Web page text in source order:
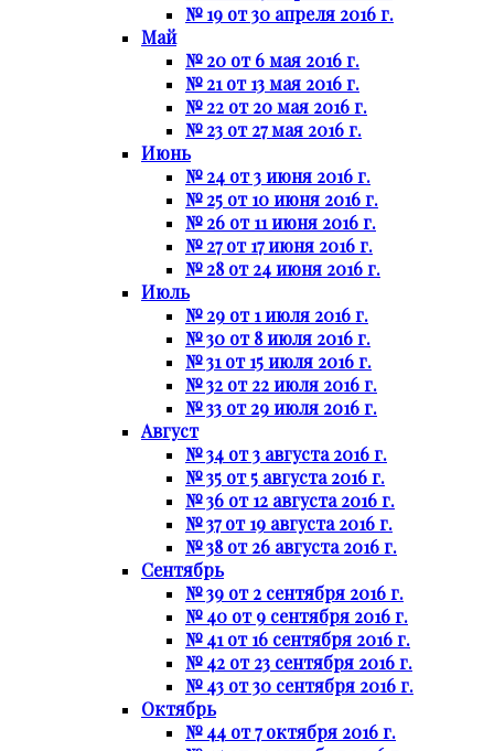
№ 19 от 30 апреля 2016 г.
Май
№ 20 от 6 мая 2016 г.
№ 21 от 13 мая 2016 г.
№ 22 от 20 мая 2016 г.
№ 23 от 27 мая 2016 г.
Июнь
№ 24 от 3 июня 2016 г.
№ 25 от 10 июня 2016 г.
№ 26 от 11 июня 2016 г.
№ 27 от 17 июня 2016 г.
№ 28 от 24 июня 2016 г.
Июль
№ 29 от 1 июля 2016 г.
№ 30 от 8 июля 2016 г.
№ 31 от 15 июля 2016 г.
№ 32 от 22 июля 2016 г.
№ 33 от 29 июля 2016 г.
Август
№ 34 от 3 августа 2016 г.
№ 35 от 5 августа 2016 г.
№ 36 от 12 августа 2016 г.
№ 37 от 19 августа 2016 г.
№ 38 от 26 августа 2016 г.
Сентябрь
№ 39 от 2 сентября 2016 г.
№ 40 от 9 сентября 2016 г.
№ 41 от 16 сентября 2016 г.
№ 42 от 23 сентября 2016 г.
№ 43 от 30 сентября 2016 г.
Октябрь
№ 44 от 7 октября 2016 г.